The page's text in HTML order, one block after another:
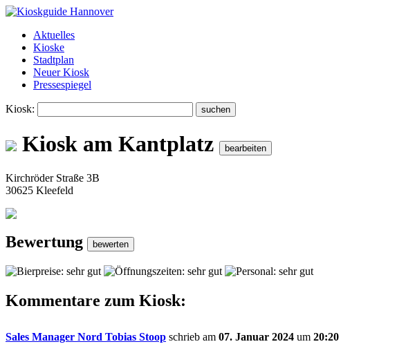
Aktuelles
Kioske
Stadtplan
Neuer Kiosk
Pressespiegel
Kiosk:
Kiosk am Kantplatz
Kirchröder Straße 3B
30625 Kleefeld
Bewertung
Kommentare zum Kiosk:
Sales Manager Nord Tobias Stoop schrieb am 07. Januar 2024 um 20:20